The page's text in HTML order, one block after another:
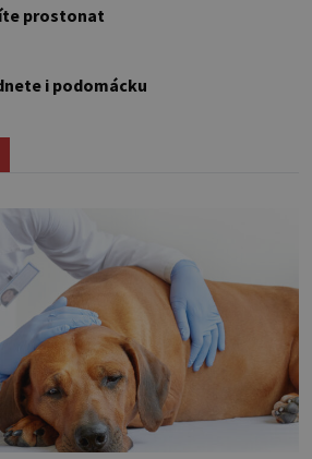
prostonat
i podomácku